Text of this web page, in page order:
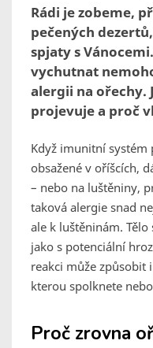
Rádi je zobeme,
pečených
spjaty s
vychutnat
alergii na ořechy.
projevuje a proč
Když imunitní
obsažené v oříšcích,
– nebo na luštěniny,
taková alergie snad
ale k luštěninám.
jako s potenciální
reakci může způsobit
kterou spolknete
Proč zrovna